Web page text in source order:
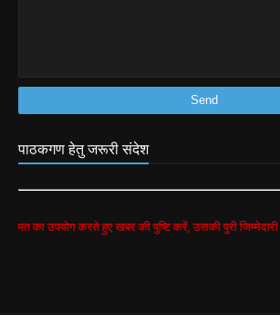
पाठकगण हेतु जरूरी संदेश
करते हुए खबर की पुष्टि करें, उसकी पुरी जिम्मेदारी